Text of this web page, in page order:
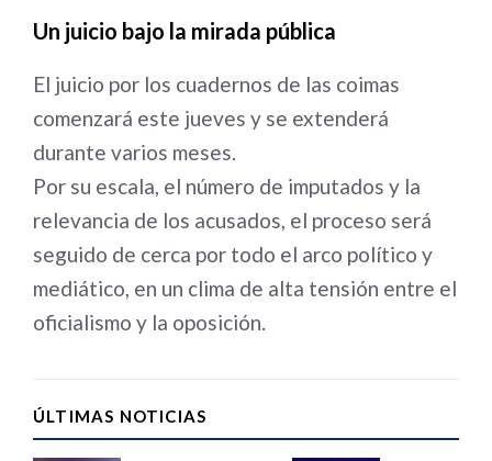
Un juicio bajo la mirada pública
El juicio por los cuadernos de las coimas
comenzará este jueves y se extenderá
durante varios meses.
Por su escala, el número de imputados y la
relevancia de los acusados, el proceso será
seguido de cerca por todo el arco político y
mediático, en un clima de alta tensión entre el
oficialismo y la oposición.
ÚLTIMAS NOTICIAS